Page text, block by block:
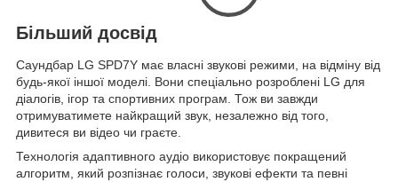
Більший досвід
Саундбар LG SPD7Y має власні звукові режими, на відміну від
будь-якої іншої моделі. Вони спеціально розроблені LG для
діалогів, ігор та спортивних програм. Тож ви завжди
отримуватимете найкращий звук, незалежно від того,
дивитеся ви відео чи граєте.
Технологія адаптивного аудіо використовує покращений
алгоритм, який розпізнає голоси, звукові ефекти та певні